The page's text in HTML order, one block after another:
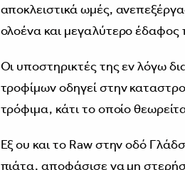
αποκλειστικά ωμές,
ολοένα και μεγαλύτερο έδαφος
Οι υποστηρικτές της εν λόγω
τροφίμων οδηγεί στην
τρόφιμα, κάτι το οποίο
Εξ ου και το Raw στην οδό
πιάτα, αποφάσισε να μη